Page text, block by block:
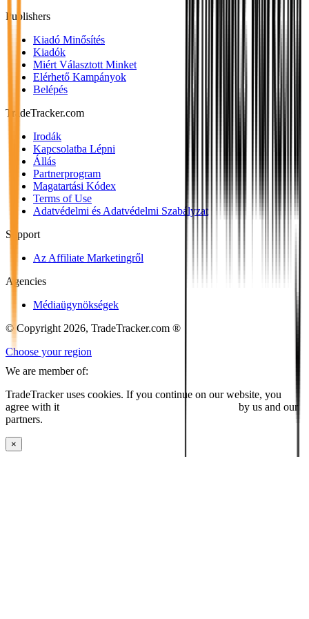
Publishers
Kiadó Minősítés
Kiadók
Miért Választott Minket
Elérhető Kampányok
Belépés
TradeTracker.com
Irodák
Kapcsolatba Lépni
Állás
Partnerprogram
Magatartási Kódex
Terms of Use
Adatvédelmi és Adatvédelmi Szabályzat
Support
Az Affiliate Marketingről
Agencies
Médiaügynökségek
© Copyright 2026, TradeTracker.com ®
Choose your region
We are member of:
TradeTracker uses cookies. If you continue on our website, you
agree with it
by us and our
partners.
×